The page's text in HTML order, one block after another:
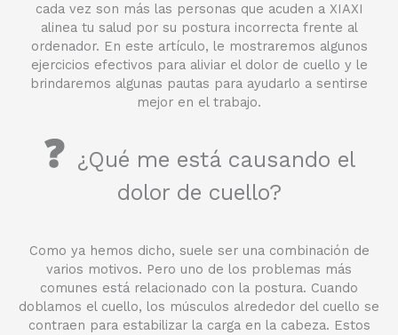
cada vez son más las personas que acuden a XIAXI
alinea tu salud por su postura incorrecta frente al
ordenador. En este artículo, le mostraremos algunos
ejercicios efectivos para aliviar el dolor de cuello y le
brindaremos algunas pautas para ayudarlo a sentirse
mejor en el trabajo.
❓ ¿Qué me está causando el
dolor de cuello?
Como ya hemos dicho, suele ser una combinación de
varios motivos. Pero uno de los problemas más
comunes está relacionado con la postura. Cuando
doblamos el cuello, los músculos alrededor del cuello se
contraen para estabilizar la carga en la cabeza. Estos